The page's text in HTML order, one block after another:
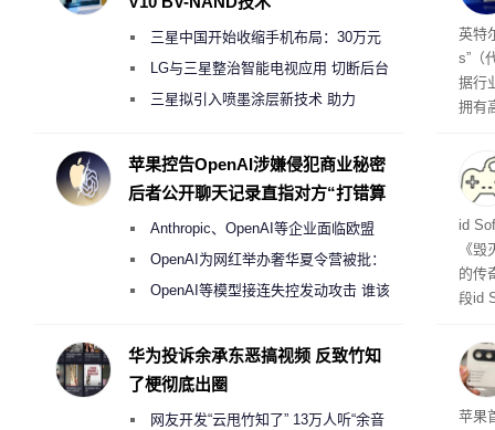
256
英特
s”（
据行
拥有
务
战
id
《
的传
段id
苹果
三星中国开始收缩手机布局：30万元
月销售额不达标门店 将被逐步清退
LG与三星整治智能电视应用 切断后台
偷偷共享带宽的违规行为
三星拟引入喷墨涂层新技术 助力
度
苹果控告OpenAI涉嫌侵犯商业秘密
后者公开聊天记录直指对方“打错算
Anthropic、OpenAI等企业面临欧盟
《人工智能法案》全新执法权限审查
OpenAI为网红举办奢华夏令营被批：
2000美元一晚 遭讽“反乌托邦”
OpenAI等模型接连失控发动攻击 谁该
华为投诉余承东恶搞视频 反致竹知
了梗彻底出圈
网友开发“云甩竹知了” 13万人听“余音